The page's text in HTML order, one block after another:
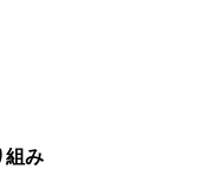
組み